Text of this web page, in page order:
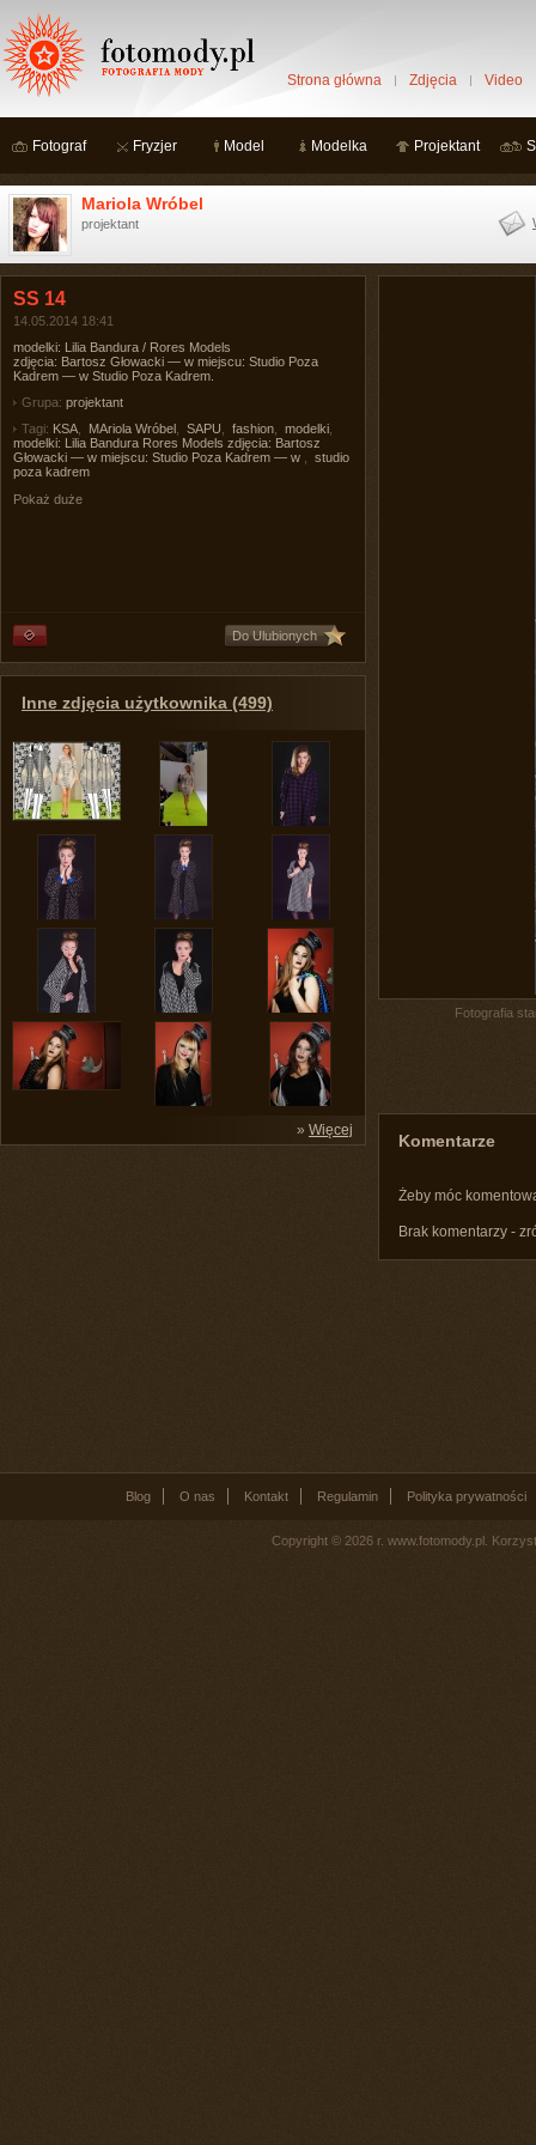
Strona główna Zdjęcia Video
Fotograf Fryzjer Model Modelka Projektant
Mariola Wróbel
projektant
SS 14
14.05.2014 18:41
modelki: Lilia Bandura / Rores Models
zdjęcia: Bartosz Głowacki — w miejscu: Studio Poza
Kadrem — w Studio Poza Kadrem.
Grupa: projektant
Tagi: KSA MAriola Wróbel SAPU fashion modelki
modelki: Lilia Bandura Rores Models zdjęcia: Bartosz
Głowacki — w miejscu: Studio Poza Kadrem — w
studio
poza kadrem
Pokaż duże
Do Ulubionych
Inne zdjęcia użytkownika (499)
» Więcej
Fotografia
Komentarze
Żeby móc
Brak komentarzy -
Blog O nas Kontakt Regulamin Polityka prywatności
Copyright © 2026 r. www.fotomody.pl.